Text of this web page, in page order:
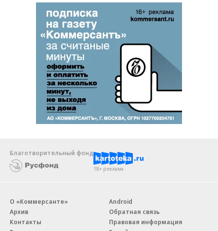
Благотворительный фонд
18+ реклама
О «Коммерсанте»
Архив
Контакты
Android
Обратная связь
Правовая информация